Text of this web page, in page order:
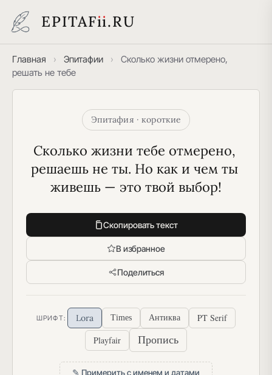
EPITAFii.RU
Главная › Эпитафии ›
Сколько жизни отмерено,
решать не тебе
Эпитафия · короткие
Сколько жизни тебе отмерено,
решаешь не ты. Но как и чем ты
живешь — это твой выбор!
Скопировать текст
В избранное
Поделиться
ШРИФТ: Lora Times Антиква
PT Serif
Playfair
Пропись
✎ Примерить с именем и датами